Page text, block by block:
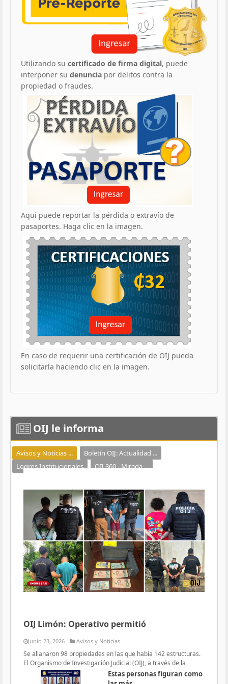
Utilizando su certificado de firma digital, puede
interponer su denuncia por delitos contra la
propiedad o fraudes.
Aquí puede reportar la pérdida o extravío de
pasaportes. Haga clic en la imagen.
En caso de requerir una certificación de OIJ pueda
solicitarla haciendo clic en la imagen.
OIJ le informa
Avisos y Noticias ...
Boletín OIJ: Actualidad ...
Logros Institucionales
OIJ 360 - Mirada ...
OIJ Limón: Operativo permitió
Junio 23, 2026 Avisos y Noticias ...
Se allanaron 98 propiedades en las que había 142 estructuras.
El Organismo de Investigación Judicial (OIJ), a través de la
Estas personas figuran como